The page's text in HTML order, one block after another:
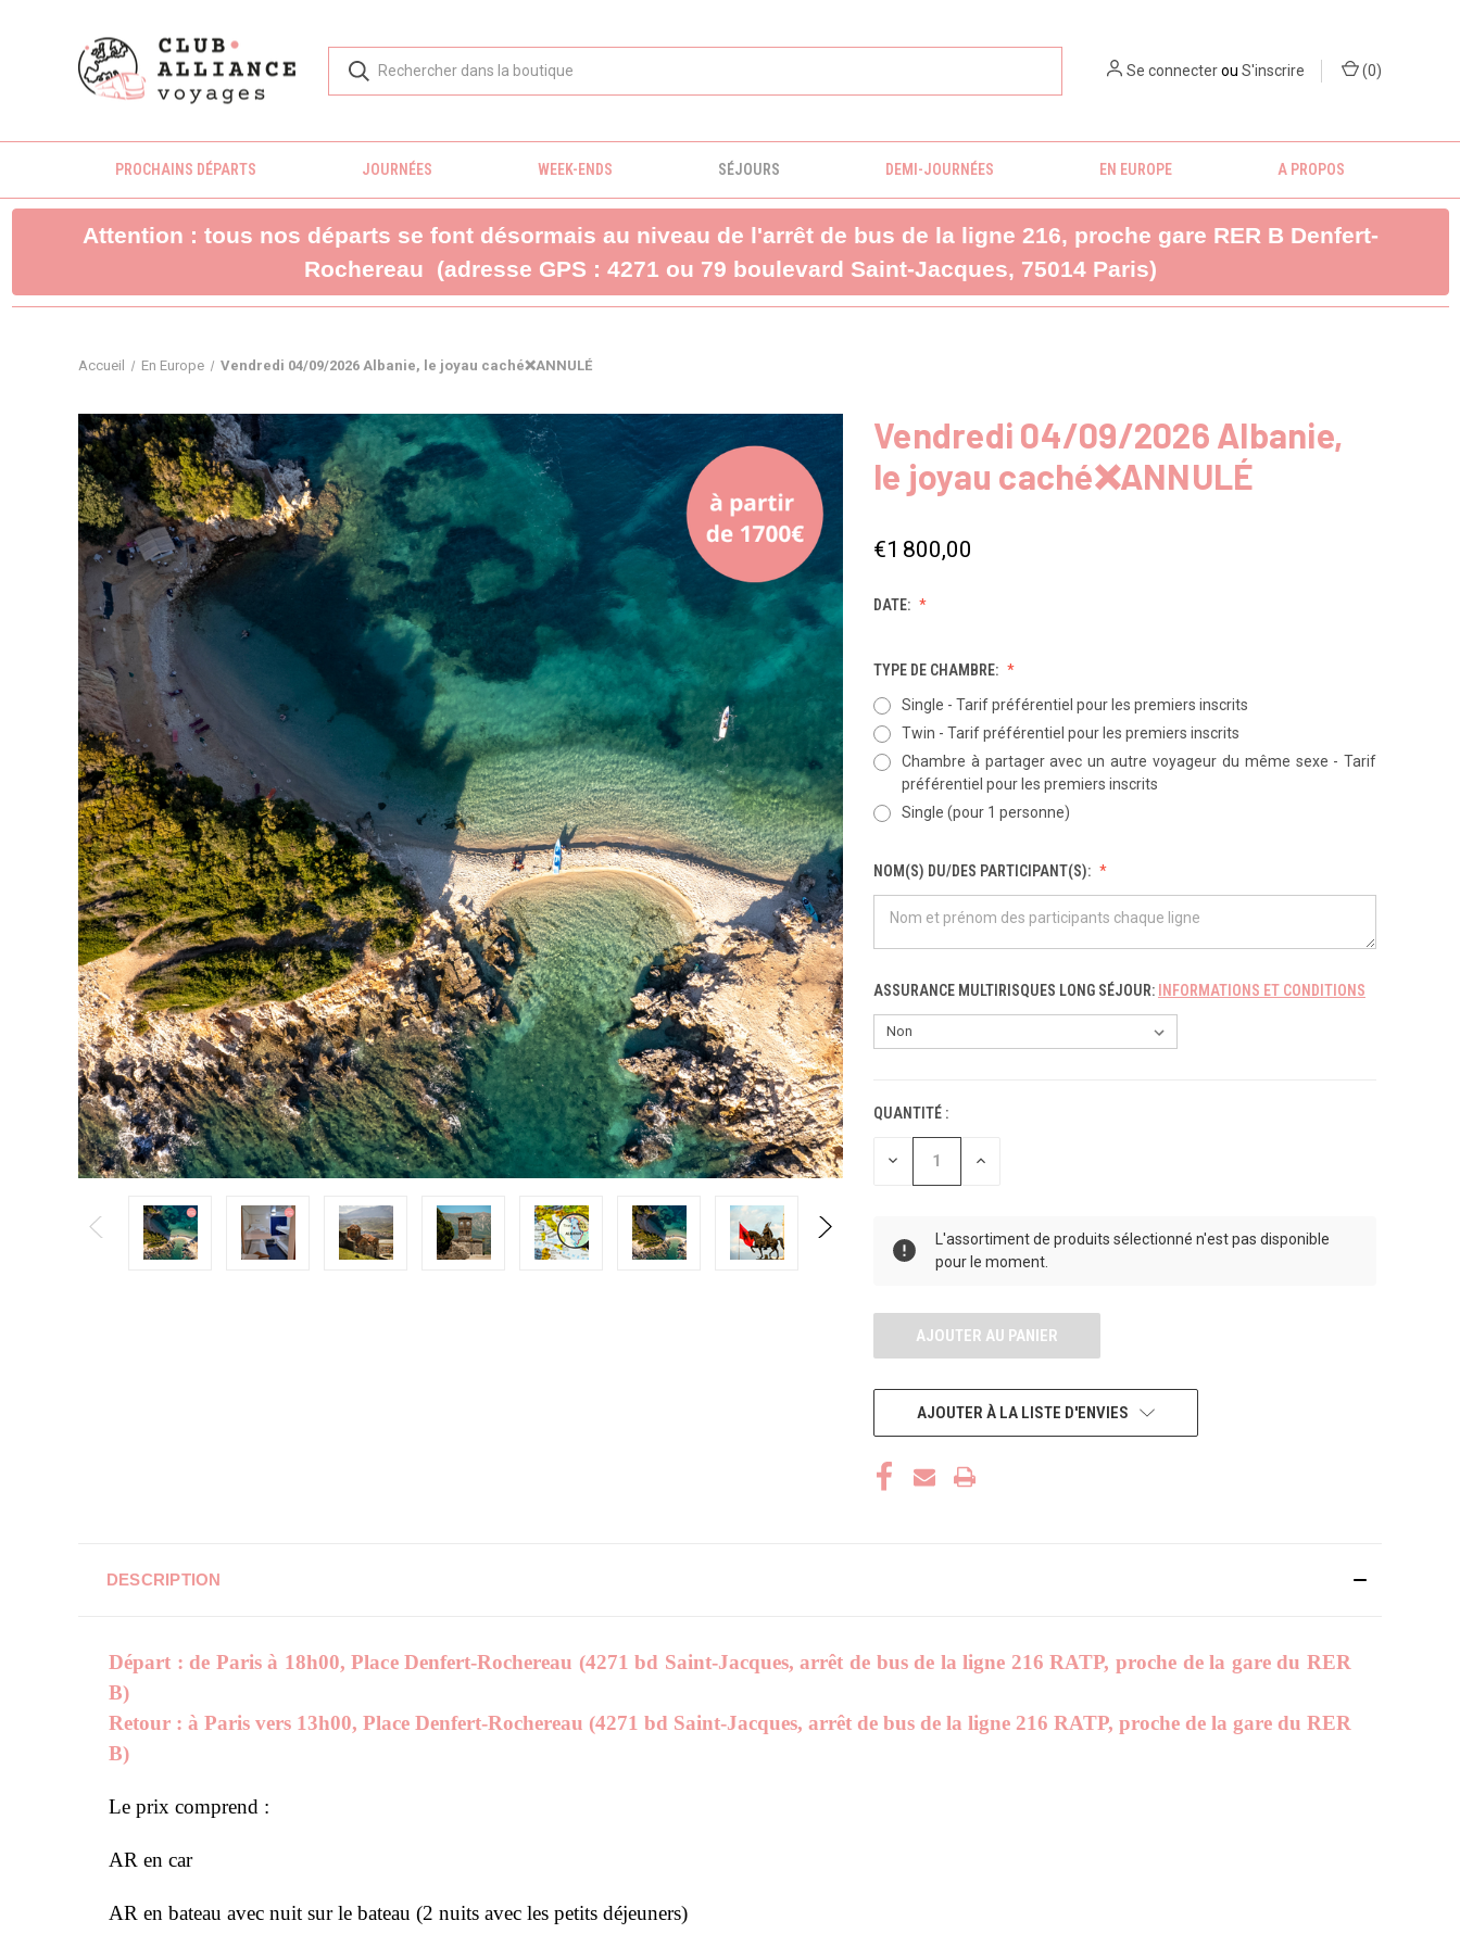
Se connecterou S'inscrire (0)
PROCHAINS DÉPARTS JOURNÉES WEEK-ENDS SÉJOURS DEMI-JOURNÉES EN EUROPE A PROPOS
Attention : tous nos départs se font désormais au niveau de l'arrêt de bus de la ligne 216, proche gare RER B Denfert-
Rochereau (adresse GPS : 4271 ou 79 boulevard Saint-Jacques, 75014 Paris)
Accueil En Europe Vendredi 04/09/2026 Albanie, le joyau caché❌ANNULÉ
Vendredi 04/09/2026 Albanie,
le joyau caché❌ANNULÉ
€1 800,00
DATE:
TYPE DE CHAMBRE:
Single - Tarif préférentiel pour les premiers inscrits
Twin - Tarif préférentiel pour les premiers inscrits
Chambre à partager avec un autre voyageur du même sexe - Tarif
préférentiel pour les premiers inscrits
Single (pour 1 personne)
NOM(S) DU/DES PARTICIPANT(S):
ASSURANCE MULTIRISQUES LONG SÉJOUR: INFORMATIONS ET CONDITIONS
STOCK
ACTUEL :
QUANTITÉ :
DIMINUER
QUANTITÉ
AUGMENTER
L'assortiment de produits sélectionné n'est pas disponible
pour le moment.
AJOUTER À LA LISTE D'ENVIES
DESCRIPTION
Départ : de Paris à 18h00, Place Denfert-Rochereau (4271 bd Saint-Jacques, arrêt de bus de la ligne 216 RATP, proche de la gare du RER
B)
Retour : à Paris vers 13h00, Place Denfert-Rochereau (4271 bd Saint-Jacques, arrêt de bus de la ligne 216 RATP, proche de la gare du RER
B)
Le prix comprend :
AR en car
AR en bateau avec nuit sur le bateau (2 nuits avec les petits déjeuners)